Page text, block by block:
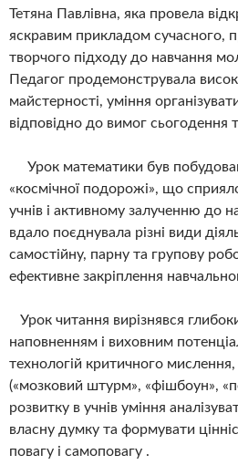
Тетяна Павлівна, яка провела
яскравим прикладом сучасного,
творчого підходу до навчання
Педагог продемонструвала
майстерності, уміння
відповідно до вимог сьогодення
Урок математики був
«космічної подорожі», що
учнів і активному залученню до
вдало поєднувала різні види
самостійну, парну та групову
ефективне закріплення
Урок читання вирізнявся
наповненням і виховним
технологій критичного
(«мозковий штурм», «фішбоун»,
розвитку в учнів уміння
власну думку та формувати
повагу і самоповагу .